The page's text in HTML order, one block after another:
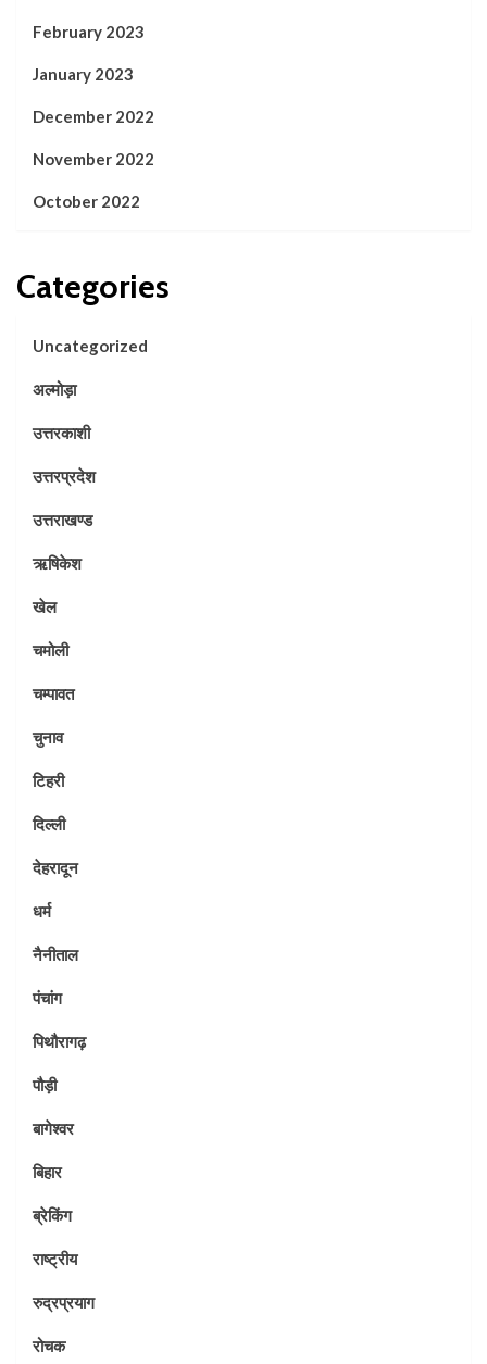
February 2023
January 2023
December 2022
November 2022
October 2022
Categories
Uncategorized
अल्मोड़ा
उत्तरकाशी
उत्तरप्रदेश
उत्तराखण्ड
ऋषिकेश
खेल
चमोली
चम्पावत
चुनाव
टिहरी
दिल्ली
देहरादून
धर्म
नैनीताल
पंचांग
पिथौरागढ़
पौड़ी
बागेश्वर
बिहार
ब्रेकिंग
राष्ट्रीय
रुद्रप्रयाग
रोचक